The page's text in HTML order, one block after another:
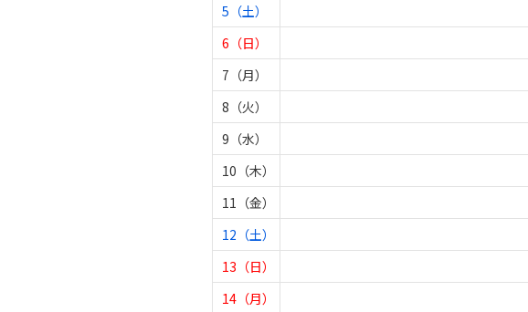
5（土）
6（日）
7（月）
8（火）
9（水）
10（木）
11（金）
12（土）
13（日）
14（月）